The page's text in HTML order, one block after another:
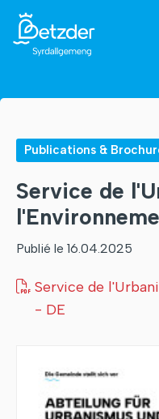
Publications &
Service de
Publié le 16.04.2025
Service de
- DE